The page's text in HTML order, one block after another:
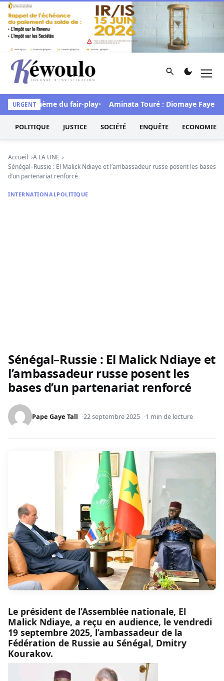
Aller au contenu
Kéwoulo, le premier site d'information et d'investigation
Rechercher
URGENT
le thème du fair-play Aminata Touré : Diomaye Faye «a
POLITIQUE JUSTICE SOCIÉTÉ ENQUÊTE ECONOMIE
Accueil
A LA UNE
Sénégal–Russie : El Malick Ndiaye et l’ambassadeur russe posent les bases
d’un partenariat renforcé
INTERNATIONALPOLITIQUE
Sénégal–Russie : El Malick Ndiaye et
l’ambassadeur russe posent les
bases d’un partenariat renforcé
Pape Gaye Tall 22 septembre 2025 1 min de lecture
Le président de l’Assemblée nationale, El
Malick Ndiaye, a reçu en audience, le vendredi
19 septembre 2025, l’ambassadeur de la
Fédération de Russie au Sénégal, Dmitry
Kourakov.